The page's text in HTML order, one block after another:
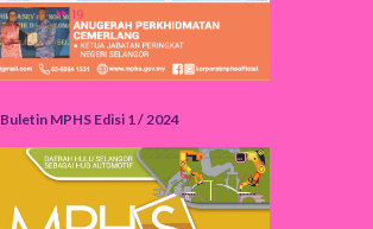
Buletin MPHS Edisi 1 / 2024